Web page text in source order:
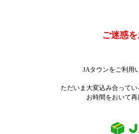
ご迷惑
JAタウンをご利用
ただいま大変込み合って
お時間をおいて